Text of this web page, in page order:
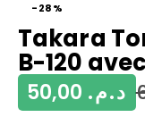
-28%
Takara
B-120
د.م.